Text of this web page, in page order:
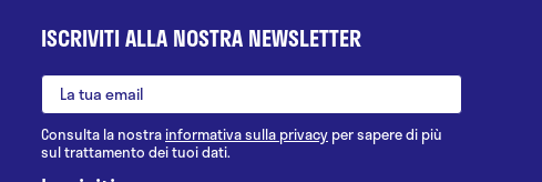
ISCRIVITI ALLA NOSTRA NEWSLETTER
Consulta la nostrainformativa sulla privacy per sapere di più
sul trattamento dei tuoi dati.